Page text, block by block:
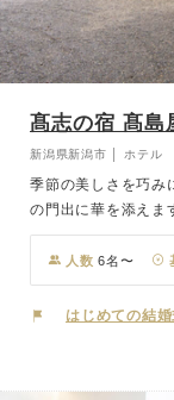
髙志の宿 髙島
新潟県新潟市 │ ホテル
季節の美しさを巧み
の門出に華を添えま
前式」。伝統美に包
とでしょう。日本
しい食材の宝庫。そ
表する自慢の一つで
人数 6名〜
はじめての結